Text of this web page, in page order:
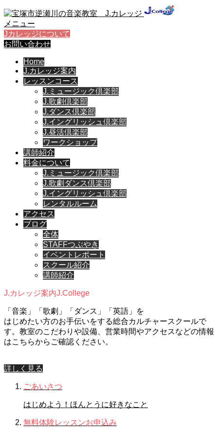
メニュー
Jカレッジについて
お問い合わせ
Home
J.カレッジ案内
レッスンコース
J.ミュージック倶楽部
J.歌劇倶楽部
J.ダンス倶楽部
J.イングリッシュ倶楽部
J.昼活倶楽部
ワークショップ
講師紹介
料金について
J.ミュージック倶楽部
J.歌劇ダンス倶楽部
J.イングリッシュ倶楽部
レンタルルーム
アクセス
ブログ
全体
STAFFつぶやき
イベントレポート
スクール紹介
講師紹介
J.カレッジ案内J.College
「音楽」「歌劇」「ダンス」「英語」を
はじめたい方のお手伝いをする総合カルチャースクールで
す。教室のこだわりや設備、営業時間やアクセスなどの情報
はこちらからご確認ください。
詳しく見る
ごあいさつ
はじめよう！ほんとうに好きなこと
無料体験レッスンお申込み